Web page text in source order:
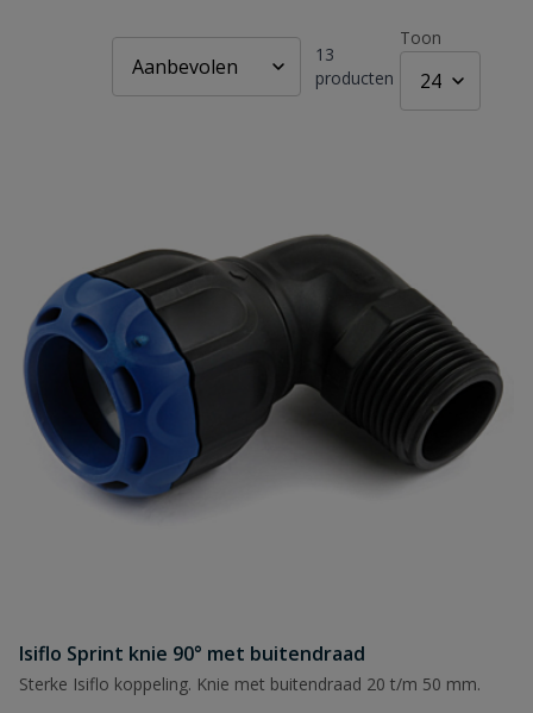
13
producten
Toon
Isiflo Sprint knie 90° met buitendraad
Sterke Isiflo koppeling. Knie met buitendraad 20 t/m 50 mm.